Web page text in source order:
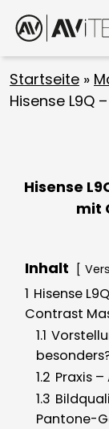
Startseite »
Hisense L9Q
Hisense
mit
Inhalt
1 Hisense
Contrast
1.1
1.2 Praxis
1.3
Pantone-